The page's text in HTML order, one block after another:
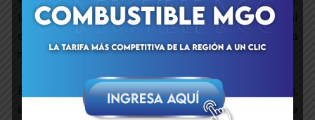
la industria, el conuco, la agroindustria, el
emprendimiento y el poder comunal», resaltó la
mandataria encargada a través de su canal de Telegram.
En el inicio de esta segunda etapa de la Peregrinación,
en el estado Bolívar, Rodríguez recorrió la